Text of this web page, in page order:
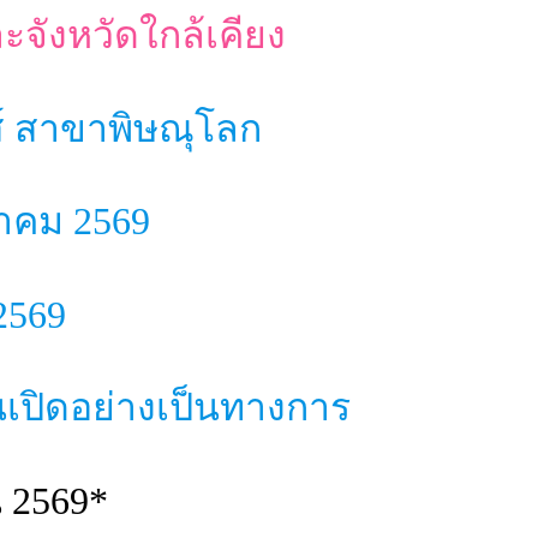
งหวัดใกล้เคียง
สาขาพิษณุโลก
ม 2569
ปิดอย่างเป็นทางการ